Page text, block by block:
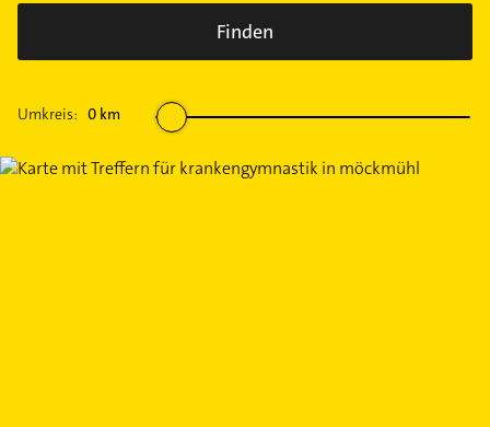
Finden
Umkreis: 0 km